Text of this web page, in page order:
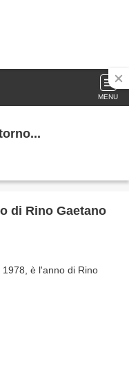
MENU
di Rino Gaetano